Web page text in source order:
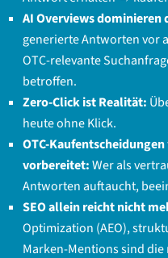
AI Overviews dominieren
generierte Antworten vor
OTC-relevante
betroffen.
Zero-Click ist Realität:
heute ohne Klick.
OTC-
vorbereitet:Wer als
Antworten auftaucht,
SEO allein reicht nicht
Optimization (AEO),
Marken-Mentions sind